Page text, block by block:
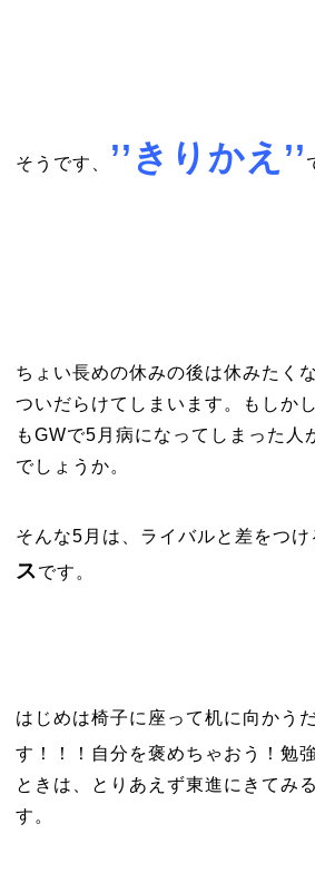
そうです、 ’’ きりかえ’’
ちょい長めの休みの後は休みたく
ついだらけてしまいます。もしか
もGWで5月病になってしまった人
でしょうか。
そんな5月は、ライバルと差をつけ
ス です。
はじめは椅子に座って机に向かう
す！！！自分を褒めちゃおう！勉
ときは、とりあえず東進にきてみ
す。